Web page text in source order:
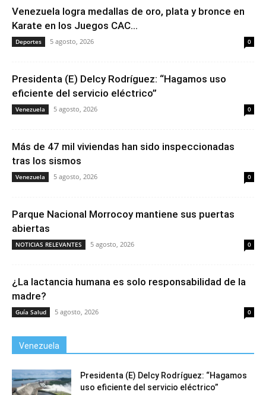
Venezuela logra medallas de oro, plata y bronce en
Karate en los Juegos CAC...
Deportes 5 agosto, 2026 0
Presidenta (E) Delcy Rodríguez: “Hagamos uso
eficiente del servicio eléctrico”
Venezuela 5 agosto, 2026 0
Más de 47 mil viviendas han sido inspeccionadas
tras los sismos
Venezuela 5 agosto, 2026 0
Parque Nacional Morrocoy mantiene sus puertas
abiertas
NOTICIAS RELEVANTES 5 agosto, 2026 0
¿La lactancia humana es solo responsabilidad de la
madre?
Guía Salud 5 agosto, 2026 0
Venezuela
Presidenta (E) Delcy Rodríguez: “Hagamos
uso eficiente del servicio eléctrico”